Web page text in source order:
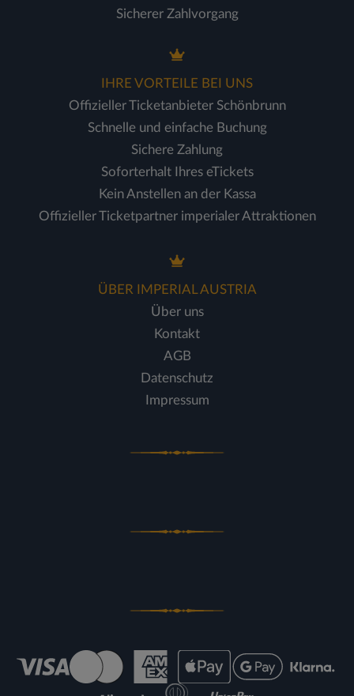
Sicherer Zahlvorgang
IHRE VORTEILE BEI UNS
Offizieller Ticketanbieter Schönbrunn
Schnelle und einfache Buchung
Sichere Zahlung
Soforterhalt Ihres eTickets
Kein Anstellen an der Kassa
Offizieller Ticketpartner imperialer Attraktionen
ÜBER IMPERIAL AUSTRIA
Über uns
Kontakt
AGB
Datenschutz
Impressum